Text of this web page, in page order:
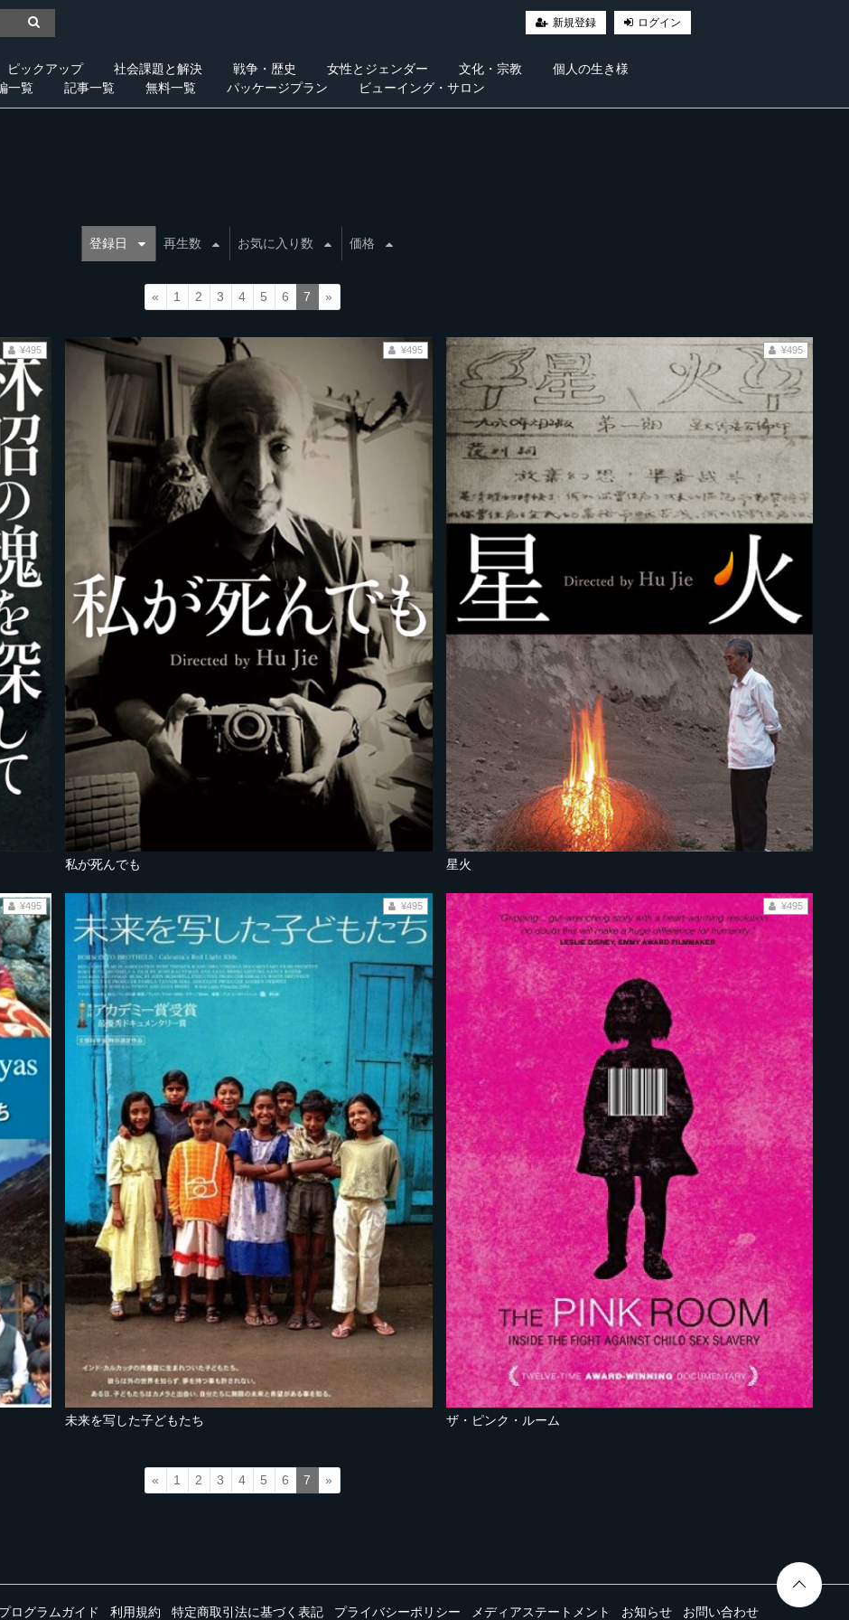
新規登録 ログイン
ピックアップ 社会課題と解決 戦争・歴史 女性とジェンダー 文化・宗教
個人の生き様
一覧 記事一覧 無料一覧 パッケージプラン ビューイング・サロン
登録日 再生数 お気に入り数 価格
« 1 2 3 4 5 6 7 »
¥495
私が死んでも
¥495
星火
¥495
¥495
未来を写した子どもたち
¥495
ザ・ピンク・ルーム
¥495
« 1 2 3 4 5 6 7 »
プログラムガイド 利用規約 特定商取引法に基づく表記 プライバシーポリシー メディアステートメント お知らせ お問い合わせ